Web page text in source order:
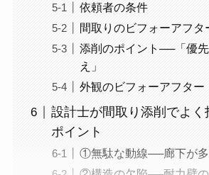
依頼者の条件
間取りのビフォーアフタ
添削のポイント──「優
え」
外観のビフォーアフター
設計士が間取り添削でよく
ポイント
①無駄な動線──廊下が